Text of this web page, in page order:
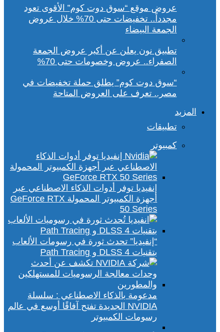
عروض موقع “سوق دوت كوم” الأقوى تعود
مجدداً.. تخفيضات حتى 70% خلال عروض
الجمعة البيضاء
تطبيق نون يعلن عن أكبر عروض الجمعة
الصفراء.. عروض وخصومات حتى 70%
“سوق دوت كوم” يطلق حملة تخفيضات في
مصر.. تعرف على العروض المتاحة
المزيد
تطبيقات
كمبيوتر
إنفيديا توفر أدوات الذكاء الاصطناعي عبر
أجهزة الكمبيوتر المحمولة GeForce RTX
50 Series
“إنفيديا” تحدث ثورة في رسومات الألعاب
بتقنيات DLSS 4 و Path Tracing
مدعومة بالذكاء الاصطناعي : سلسلة
NVIDIA الجديدة تفتح آفاقًا أوسع في عالم
رسومات الكمبيوتر